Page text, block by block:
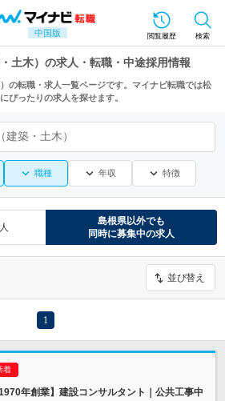
中国版 閲覧履歴 検索
土木）の求人・転職・中途採用情報
の転職・求人一覧ページです。マイナビ転職では松
ぴったりの求人を探せます。
築・土木）
職種 年収 特徴
島根県以外でも
同時に募集中の求人
並び替え
1
年創業】建設コンサルタント｜公共工事中